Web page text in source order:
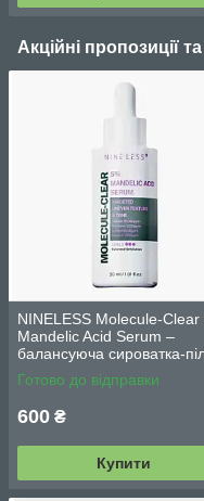
Акційні пропозиції
NINELESS Molecule-Clear
Mandelic Acid Serum –
балансуюча сироватка-
з мигдалевою кислотою 5%
(30мл)
Готово до відправки
600 ₴
Купити